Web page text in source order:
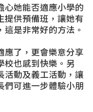
心她能否適應小學的
提供預備班，讓她有
是非常好的方法。
應了，更會樂意分享
校也感到快樂。另
活動及義工活動，讓
們可進一步體驗小朋